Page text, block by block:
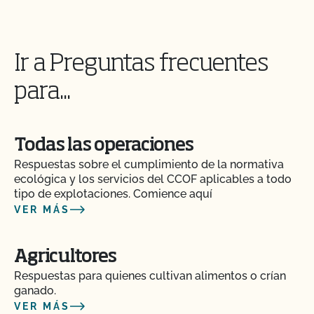
Ir a Preguntas frecuentes
para...
Todas las operaciones
Respuestas sobre el cumplimiento de la normativa
ecológica y los servicios del CCOF aplicables a todo
tipo de explotaciones. Comience aquí
VER MÁS
Agricultores
Respuestas para quienes cultivan alimentos o crían
ganado.
VER MÁS
de la UDSA y la normativa OCal?
¿Cuánto tarda el CCOF en actualizar mi Plan de
Sistema Orgánico (PSO)?
¿Cuánto tiempo se tarda en obtener la
certificación OCal con el CCOF?
¿Cuánto se tarda en obtener el certificado de
seguridad alimentaria? ¿Cuánto cuesta?
¿Cuánto tiempo se tarda en recibir los resultados
de la inspección?
¿Cuánto tarda la certificación orgánica?